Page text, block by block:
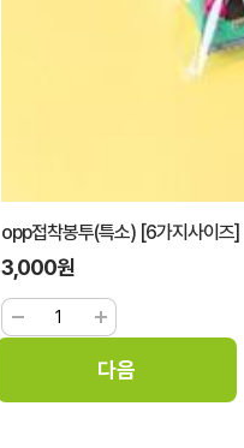
opp접착봉투(특소) [6가지사이즈]
3,000원